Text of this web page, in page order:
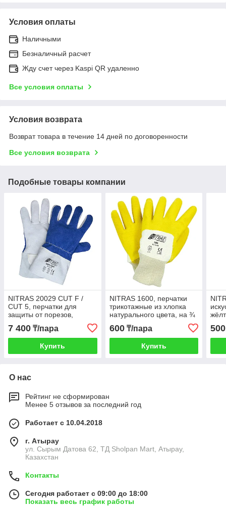
Условия оплаты
Наличными
Безналичный расчет
Жду счет через Kaspi QR удаленно
Все условия оплаты
Условия возврата
Возврат товара в течение 14 дней по договоренности
Все условия возврата
Подобные товары компании
NITRAS 20029 CUT F /
CUT 5, перчатки для
защиты от порезов,
комбинированная
лицевая кожа и спилок.
7 400 ₸/пара
Купить
NITRAS 1600, перчатки
трикотажные из хлопка
натурального цвета, на ¾
облитые жёлтым латексом
600₸/пара
Купить
500
О нас
Рейтинг не сформирован
Менее 5 отзывов за последний год
Работает с 10.04.2018
г. Атырау
ул. Сырым Датова 62, ТД Sholpan Mart, Атырау,
Казахстан
Контакты
Сегодня работает с 09:00 до 18:00
Показать весь график работы